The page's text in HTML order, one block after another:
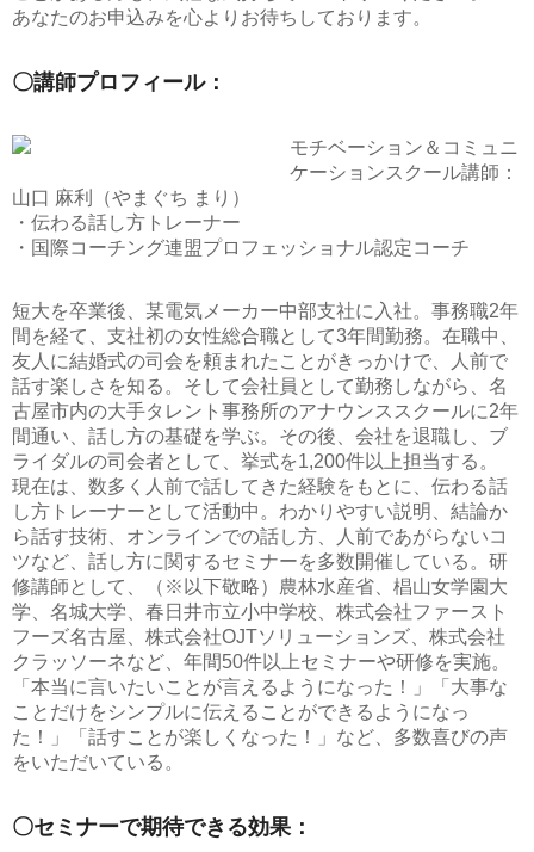
あなたのお申込みを心よりお待ちしております。
〇講師プロフィール：
モチベーション＆コミュニ
ケーションスクール講師：
山口 麻利（やまぐち まり）
・伝わる話し方トレーナー
・国際コーチング連盟プロフェッショナル認定コーチ
短大を卒業後、某電気メーカー中部支社に入社。事務職2年
間を経て、支社初の女性総合職として3年間勤務。在職中、
友人に結婚式の司会を頼まれたことがきっかけで、人前で
話す楽しさを知る。そして会社員として勤務しながら、名
古屋市内の大手タレント事務所のアナウンススクールに2年
間通い、話し方の基礎を学ぶ。その後、会社を退職し、ブ
ライダルの司会者として、挙式を1,200件以上担当する。
現在は、数多く人前で話してきた経験をもとに、伝わる話
し方トレーナーとして活動中。わかりやすい説明、結論か
ら話す技術、オンラインでの話し方、人前であがらないコ
ツなど、話し方に関するセミナーを多数開催している。研
修講師として、（※以下敬略）農林水産省、椙山女学園大
学、名城大学、春日井市立小中学校、株式会社ファースト
フーズ名古屋、株式会社OJTソリューションズ、株式会社
クラッソーネなど、年間50件以上セミナーや研修を実施。
「本当に言いたいことが言えるようになった！」「大事な
ことだけをシンプルに伝えることができるようになっ
た！」「話すことが楽しくなった！」など、多数喜びの声
をいただいている。
〇セミナーで期待できる効果：